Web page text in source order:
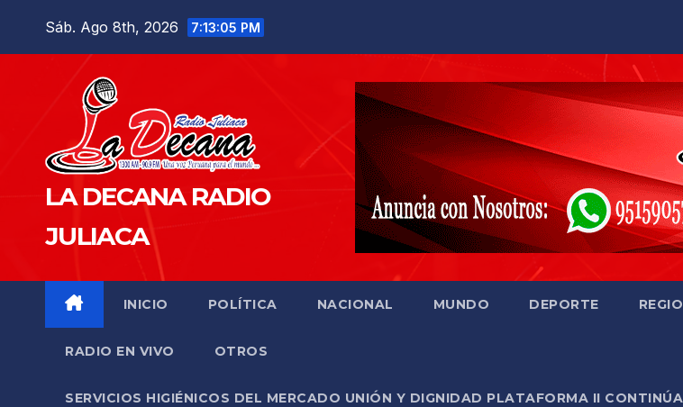
Sáb. Ago 8th, 2026 7:13:06 PM
LA DECANA RADIO
JULIACA
INICIO POLÍTICA NACIONAL MUNDO DEPORTE
RADIO EN VIVO OTROS
SERVICIOS HIGIÉNICOS DEL MERCADO UNIÓN Y DIGNIDAD PLATAFORMA II